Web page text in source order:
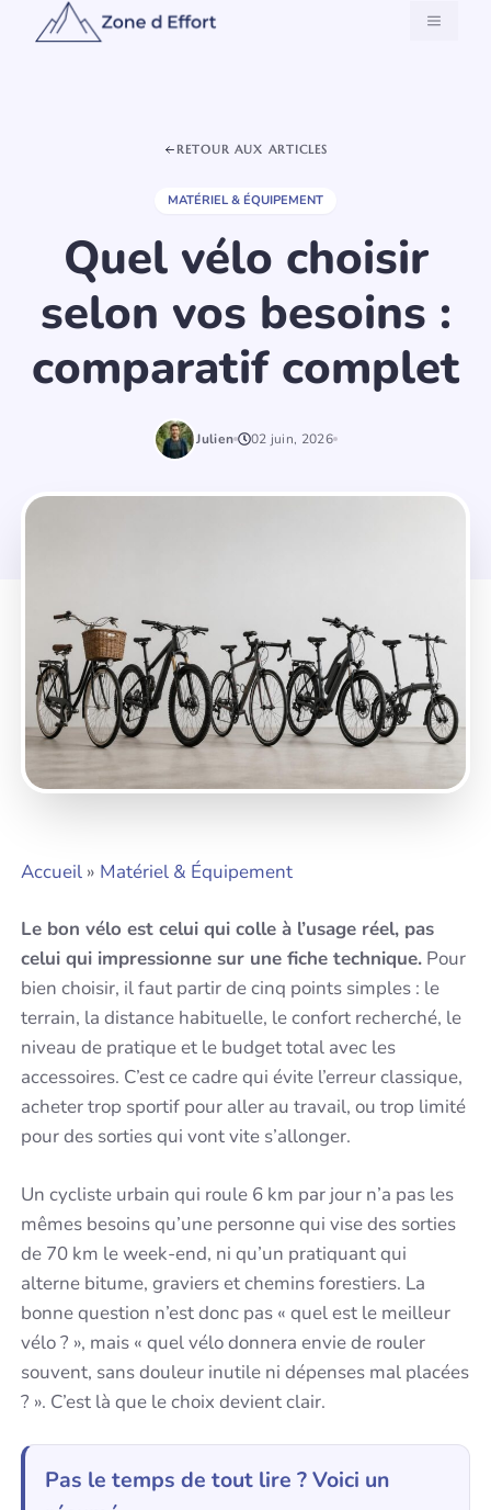
MENU
RETOUR AUX ARTICLES
MATÉRIEL & ÉQUIPEMENT
Quel vélo choisir
selon vos besoins :
comparatif complet
Julien 02 juin, 2026
Accueil » Matériel & Équipement
Le bon vélo est celui qui colle à l’usage réel, pas
celui qui impressionne sur une fiche technique. Pour
bien choisir, il faut partir de cinq points simples : le
terrain, la distance habituelle, le confort recherché, le
niveau de pratique et le budget total avec les
accessoires. C’est ce cadre qui évite l’erreur classique,
acheter trop sportif pour aller au travail, ou trop limité
pour des sorties qui vont vite s’allonger.
Un cycliste urbain qui roule 6 km par jour n’a pas les
mêmes besoins qu’une personne qui vise des sorties
de 70 km le week-end, ni qu’un pratiquant qui
alterne bitume, graviers et chemins forestiers. La
bonne question n’est donc pas « quel est le meilleur
vélo ? », mais « quel vélo donnera envie de rouler
souvent, sans douleur inutile ni dépenses mal placées
? ». C’est là que le choix devient clair.
Pas le temps de tout lire ? Voici un